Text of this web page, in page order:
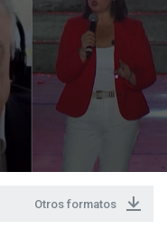
Otros formatos